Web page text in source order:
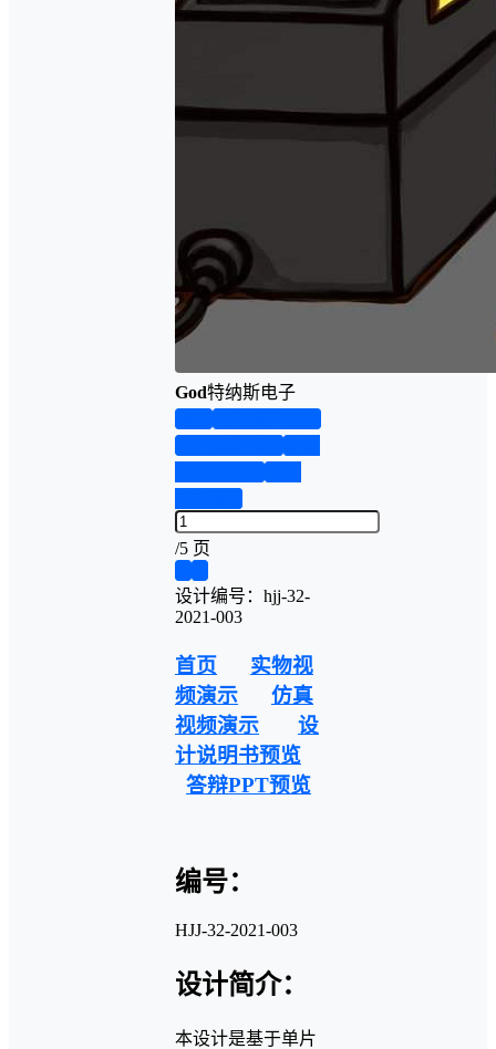
God特纳斯电子
/5 页
设计编号：hjj-32-
2021-003
首页
实物视
频演示
仿真
视频演示
设
计说明书预览
答辩PPT预览
编号：
HJJ-32-2021-003
设计简介：
本设计是基于单片